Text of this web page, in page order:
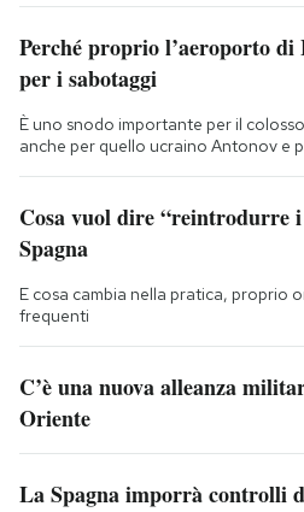
Perché proprio l’aeroporto
per i sabotaggi
È uno snodo importante per il
anche per quello ucraino Antonov e
Cosa vuol dire “reintrodurre
Spagna
E cosa cambia nella pratica, proprio
frequenti
C’è una nuova alleanza
Oriente
La Spagna imporrà controlli